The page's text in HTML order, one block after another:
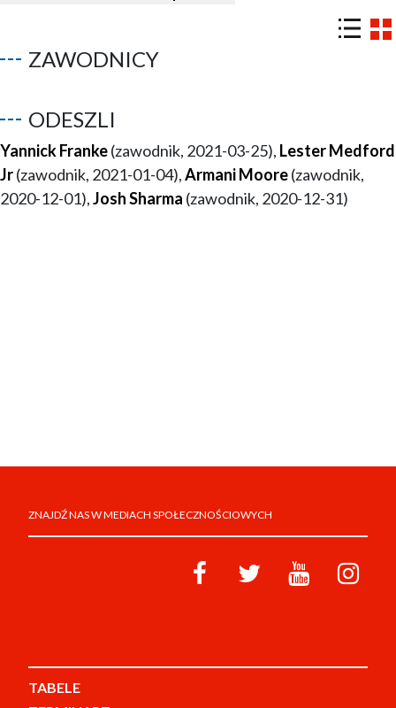
ZAWODNICY
ODESZLI
Yannick Franke(zawodnik, 2021-03-25), Lester Medford
Jr(zawodnik, 2021-01-04),Armani Moore(zawodnik,
2020-12-01),Josh Sharma (zawodnik, 2020-12-31)
ZNAJDŹ NAS W MEDIACH SPOŁECZNOŚCIOWYCH
TABELE